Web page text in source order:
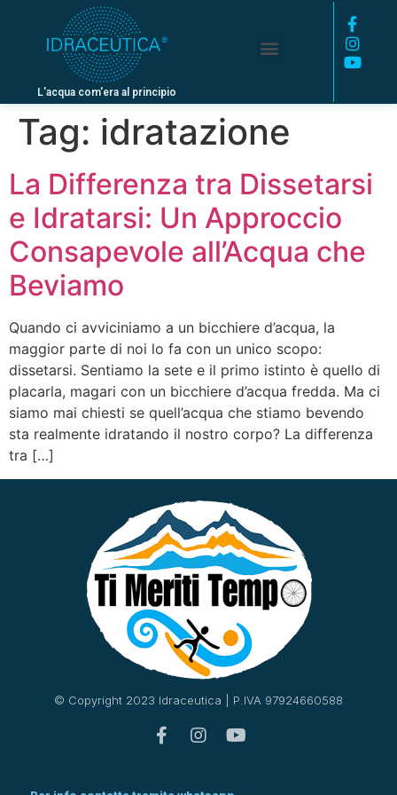
L'acqua com'era al principio
Tag: idratazione
La Differenza tra Dissetarsi
e Idratarsi: Un Approccio
Consapevole all’Acqua che
Beviamo
Quando ci avviciniamo a un bicchiere d’acqua, la
maggior parte di noi lo fa con un unico scopo:
dissetarsi. Sentiamo la sete e il primo istinto è quello di
placarla, magari con un bicchiere d’acqua fredda. Ma ci
siamo mai chiesti se quell’acqua che stiamo bevendo
sta realmente idratando il nostro corpo? La differenza
tra […]
© Copyright 2023 Idraceutica | P.IVA 97924660588